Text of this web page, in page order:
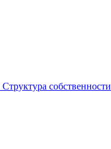
Структура собственности